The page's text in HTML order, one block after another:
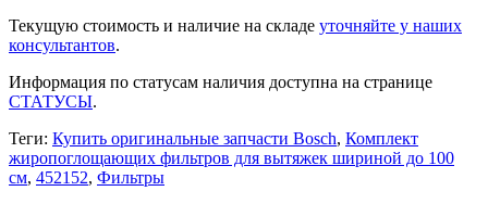
Текущую стоимость и наличие на складе уточняйте у наших
консультантов.
Информация по статусам наличия доступна на странице
СТАТУСЫ.
Теги: Купить оригинальные запчасти Bosch, Комплект
жиропоглощающих фильтров для вытяжек шириной до 100
см, 452152, Фильтры